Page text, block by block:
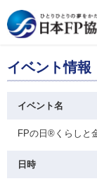
イベント情報
イベント名
FPの日®くらしと
日時